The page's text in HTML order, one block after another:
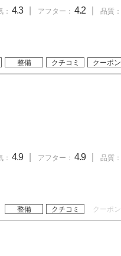
： 4.3 アフター： 4.2 品質：
整備 クチコミ クーポン
： 4.9 アフター： 4.9 品質：
整備 クチコミ クーポン